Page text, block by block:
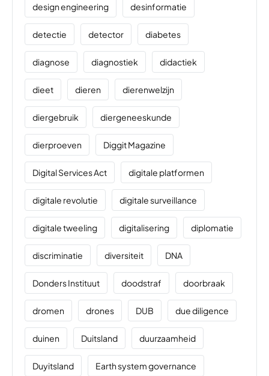
design engineering desinformatie
detectie detector diabetes
diagnose diagnostiek didactiek
dieet dieren dierenwelzijn
diergebruik diergeneeskunde
dierproeven Diggit Magazine
Digital Services Act digitale platformen
digitale revolutie digitale surveillance
digitale tweeling digitalisering diplomatie
discriminatie diversiteit DNA
Donders Instituut doodstraf doorbraak
dromen drones DUB due diligence
duinen Duitsland duurzaamheid
Duyitsland Earth system governance